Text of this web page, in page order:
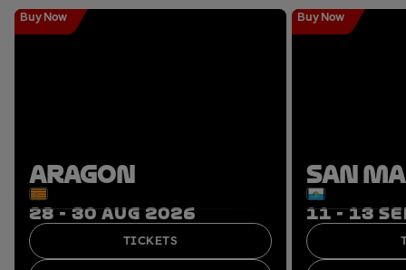
Buy Now
ARAGON
28 - 30 AUG 2026
TICKETS
Buy Now
SAN
11 - 13